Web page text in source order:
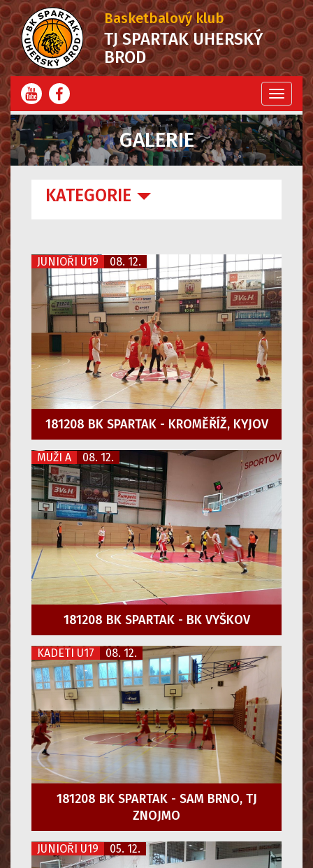
Basketbalový klub
TJ SPARTAK UHERSKÝ
BROD
Menu
GALERIE
KATEGORIE
JUNIOŘI U19 08. 12.
181208 BK SPARTAK - KROMĚŘÍŽ, KYJOV
MUŽI A 08. 12.
181208 BK SPARTAK - BK VYŠKOV
KADETI U17 08. 12.
181208 BK SPARTAK - SAM BRNO, TJ
ZNOJMO
JUNIOŘI U19 05. 12.